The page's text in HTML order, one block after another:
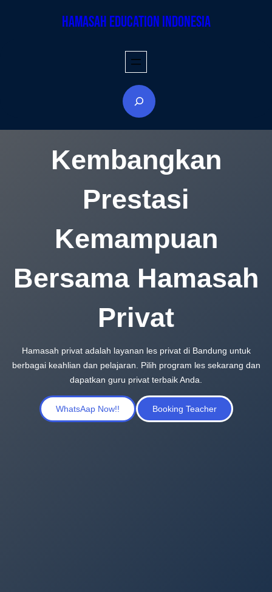
Hamasah Education Indonesia
Kembangkan
Prestasi
Kemampuan
Bersama Hamasah
Privat
Hamasah privat adalah layanan les privat di Bandung untuk
berbagai keahlian dan pelajaran. Pilih program les sekarang dan
dapatkan guru privat terbaik Anda.
WhatsAap Now!! Booking Teacher